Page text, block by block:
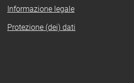
Informazione legale
Protezione (dei) dati